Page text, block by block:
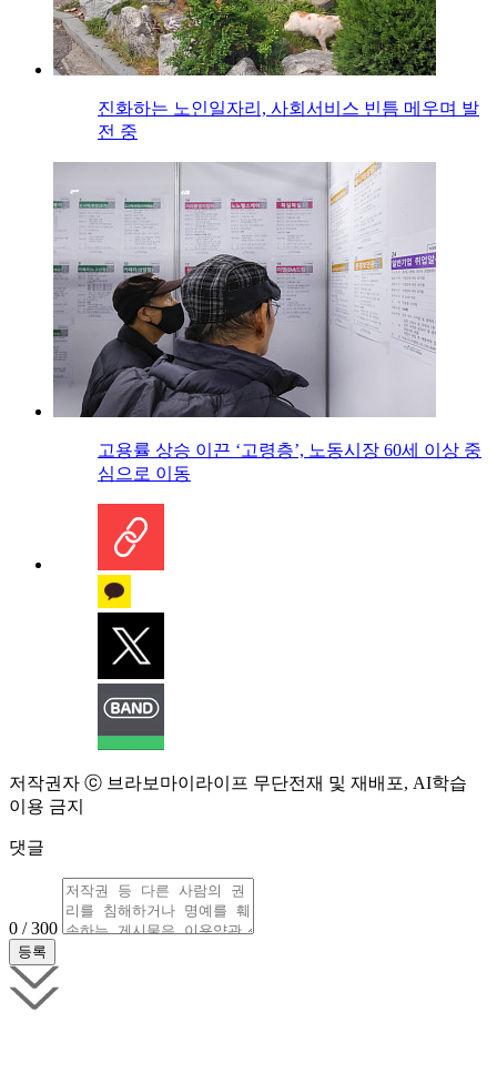
진화하는 노인일자리, 사회서비스 빈틈 메우며 발
전 중
고용률 상승 이끈 ‘고령층’, 노동시장 60세 이상 중
심으로 이동
저작권자 ⓒ 브라보마이라이프 무단전재 및 재배포, AI학습
이용 금지
댓글
0 / 300